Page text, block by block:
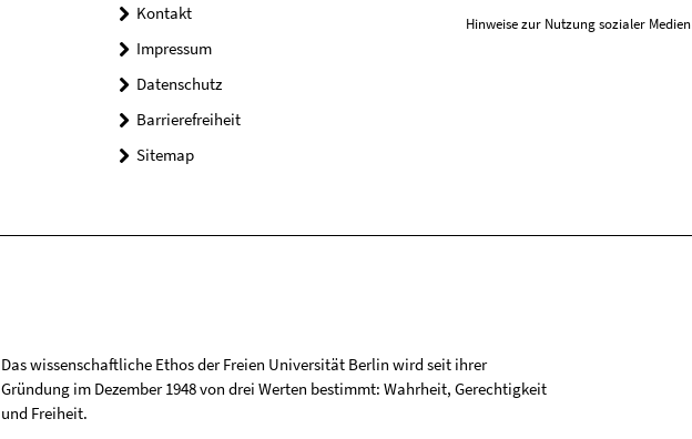
Kontakt
Impressum
Datenschutz
Barrierefreiheit
Sitemap
Hinweise zur Nutzung sozialer Medien
Das wissenschaftliche Ethos der Freien Universität Berlin wird seit ihrer
Gründung im Dezember 1948 von drei Werten bestimmt: Wahrheit, Gerechtigkeit
und Freiheit.